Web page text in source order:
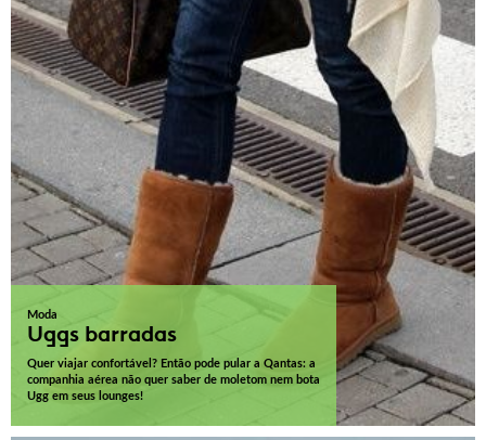
Moda
Uggs barradas
Quer viajar confortável? Então pode pular a Qantas: a
companhia aérea não quer saber de moletom nem bota
Ugg em seus lounges!